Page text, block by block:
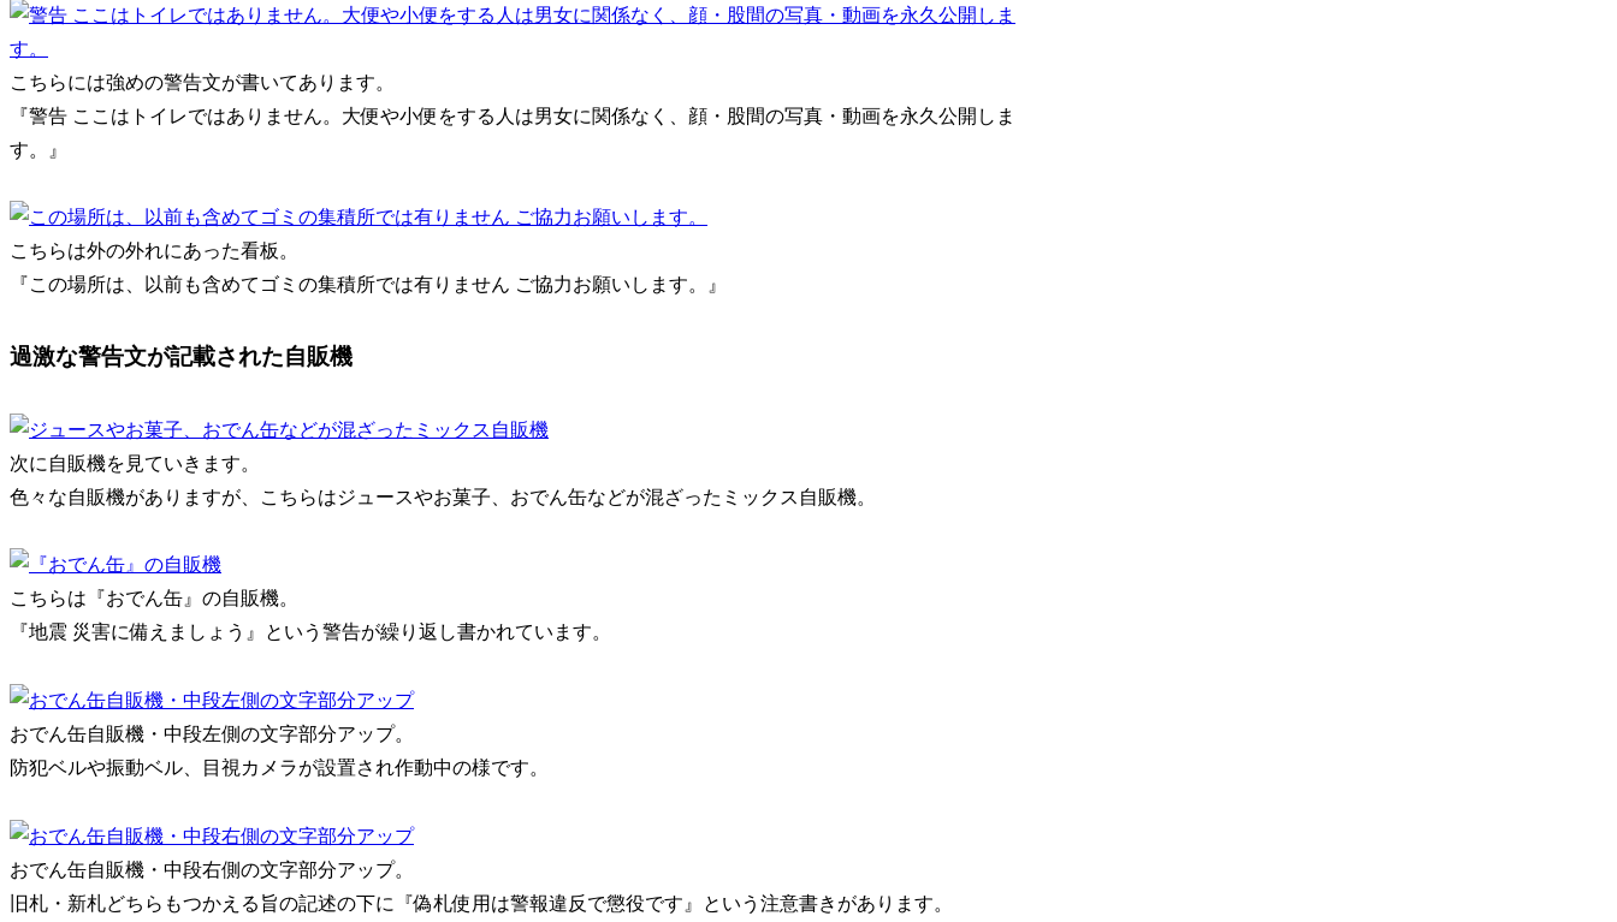
こちらには強めの警告文が書いてあります。
『警告 ここはトイレではありません。大便や小便をする人は男女に関係なく、顔・股間の写真・動画を永久公開しま
す。』
こちらは外の外れにあった看板。
『この場所は、以前も含めてゴミの集積所では有りません ご協力お願いします。』
過激な警告文が記載された自販機
次に自販機を見ていきます。
色々な自販機がありますが、こちらはジュースやお菓子、おでん缶などが混ざったミックス自販機。
こちらは『おでん缶』の自販機。
『地震 災害に備えましょう』という警告が繰り返し書かれています。
おでん缶自販機・中段左側の文字部分アップ。
防犯ベルや振動ベル、目視カメラが設置され作動中の様です。
おでん缶自販機・中段右側の文字部分アップ。
旧札・新札どちらもつかえる旨の記述の下に『偽札使用は警報違反で懲役です』という注意書きがあります。